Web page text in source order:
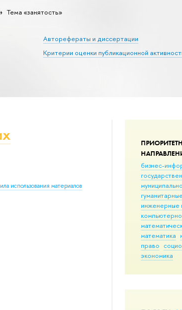
Тема «занятость»
Авторефераты и диссертации
Критерии оценки публикационной
бизнес-
инженерные
математика
право
экономика
использования материалов